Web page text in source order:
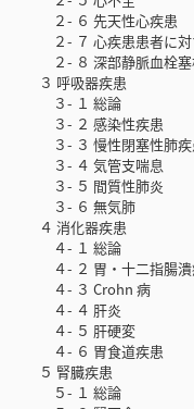
２- ６ 先天性心疾患
２- ７ 心疾患患者に対
２- ８ 深部静脈血栓塞
３ 呼吸器疾患
３- １ 総論
３- ２ 感染性疾患
３- ３ 慢性閉塞性肺疾患
３- ４ 気管支喘息
３- ５ 間質性肺炎
３- ６ 無気肺
４ 消化器疾患
４- １ 総論
４- ２ 胃・十二指腸潰
４- ３ Crohn 病
４- ４ 肝炎
４- ５ 肝硬変
４- ６ 胃食道疾患
５ 腎臓疾患
５- １ 総論